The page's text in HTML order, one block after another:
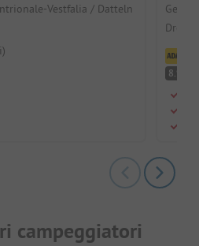
Vestfalia / Datteln
)
8.9
campeggiatori